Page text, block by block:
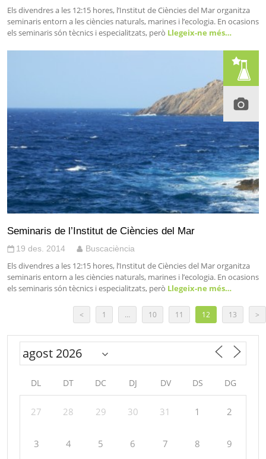
Els divendres a les 12:15 hores, l’Institut de Ciències del Mar organitza
seminaris entorn a les ciències naturals, marines i l’ecologia. En ocasions
els seminaris són tècnics i especialitzats, però Llegeix-ne més…
Seminaris de l’Institut de Ciències del Mar
19 des. 2014 Buscaciència
Els divendres a les 12:15 hores, l’Institut de Ciències del Mar organitza
seminaris entorn a les ciències naturals, marines i l’ecologia. En ocasions
els seminaris són tècnics i especialitzats, però Llegeix-ne més…
< 1 … 10 11 12 13 >
DL DT DC DJ DV DS DG
27 28 29 30 31 1 2
3 4 5 6 7 8 9